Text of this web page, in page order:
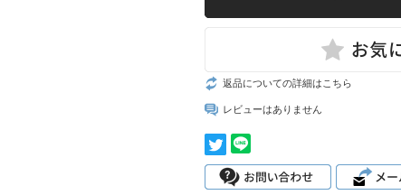
返品についての詳細はこちら
レビューはありません